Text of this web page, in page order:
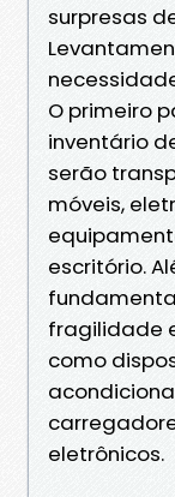
surpresas
O primeiro
inventário
serão
móveis,
escritório.
fragilidade
como
eletrônicos.